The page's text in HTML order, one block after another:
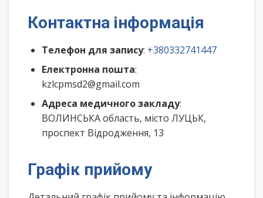
Контактна інформація
Телефон для запису: +380332741447
Електронна пошта:
kzlcpmsd2@gmail.com
Адреса медичного закладу:
ВОЛИНСЬКА область, місто ЛУЦЬК,
проспект Відродження, 13
Графік прийому